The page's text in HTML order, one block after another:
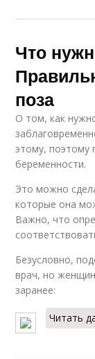
Что
поза
О том, как
этому, поэтому
беременности.
Это можно
которые она
Важно, что
Безусловно,
врач, но
заранее:
Читать